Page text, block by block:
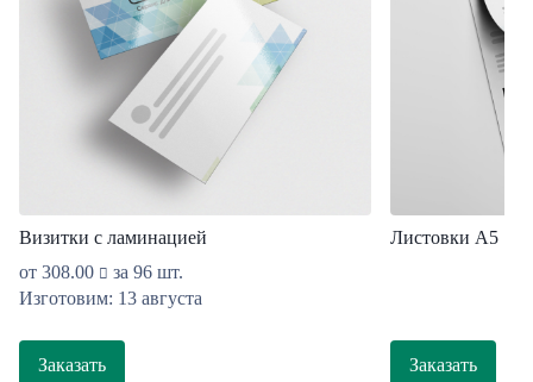
Визитки с ламинацией
от 308.00
за 96 шт.
Изготовим: 13 августа
Заказать
Листовки А5
Заказать